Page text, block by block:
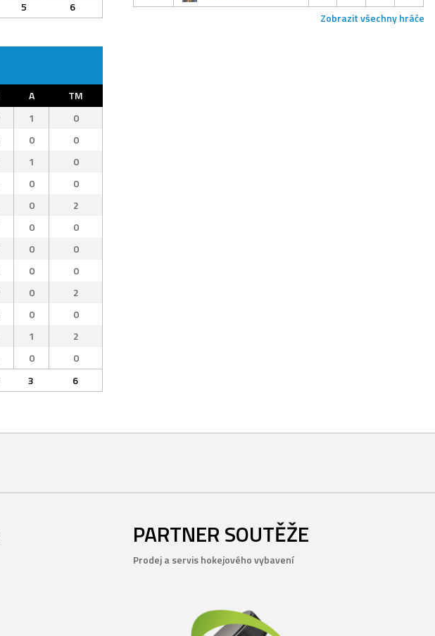
5 6
A
TM
1
0
0
0
1
0
0
0
0
2
0
0
0
0
0
0
0
2
0
0
1
2
0
0
3 6
Zobrazit všechny hráče
PARTNER SOUTĚŽE
Prodej a servis hokejového vybavení